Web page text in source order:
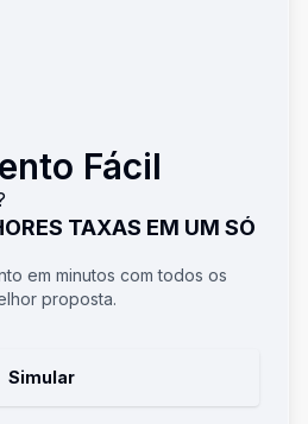
Fácil
TAXAS EM UM SÓ
em minutos com todos os
proposta.
Simular